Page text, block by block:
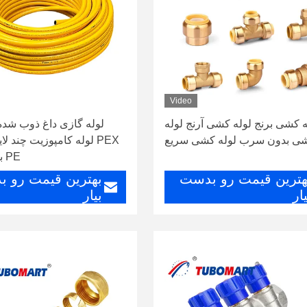
Video
کشی برنج لوله کشی آرنج لوله
بدون سرب لوله کشی سریع
قیمت رو بدست
PE با فشار بالا
بهترین قیمت رو
بیار